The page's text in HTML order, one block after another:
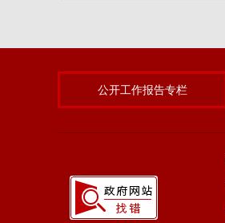
公开工作报告专栏